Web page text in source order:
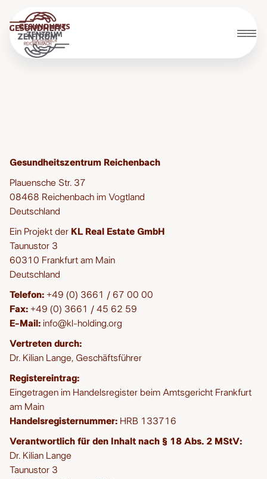
Impressum
Gesundheitszentrum Reichenbach
Plauensche Str. 37
08468 Reichenbach im Vogtland
Deutschland
Ein Projekt der KL Real Estate GmbH
Taunustor 3
60310 Frankfurt am Main
Deutschland
Telefon: +49 (0) 3661 / 67 00 00
Fax: +49 (0) 3661 / 45 62 59
E-Mail: info@kl-holding.org
Vertreten durch:
Dr. Kilian Lange, Geschäftsführer
Registereintrag:
Eingetragen im Handelsregister beim Amtsgericht Frankfurt
am Main
Handelsregisternummer: HRB 133716
Verantwortlich für den Inhalt nach § 18 Abs. 2 MStV:
Dr. Kilian Lange
Taunustor 3